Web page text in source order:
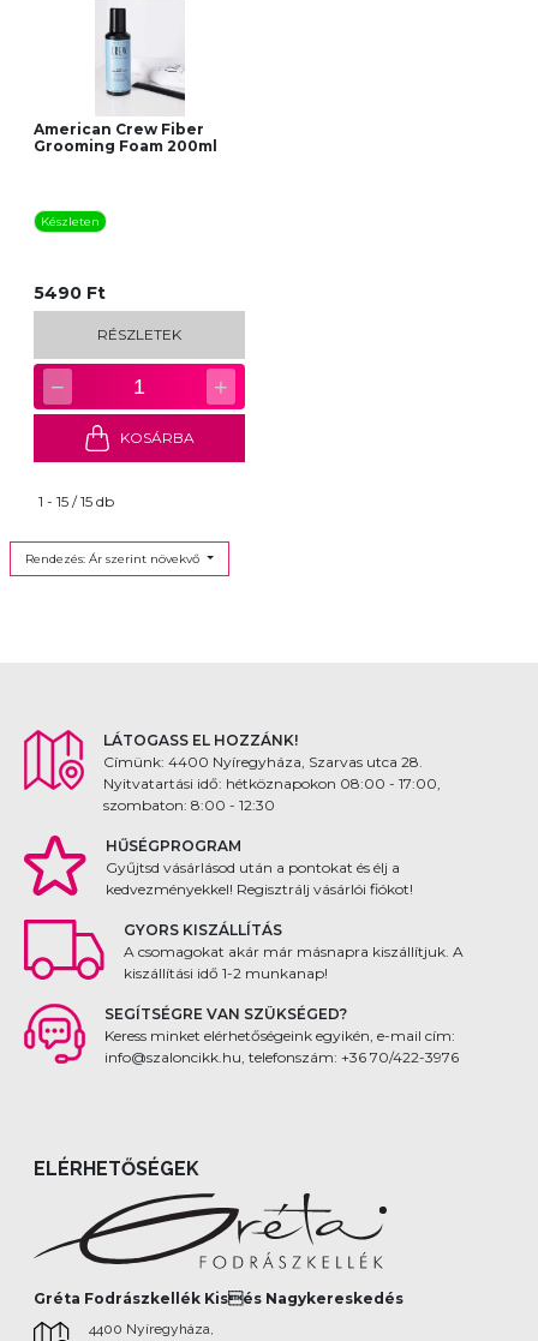
American Crew Fiber
Grooming Foam 200ml
Készleten
5490 Ft
RÉSZLETEK
− 1 +
KOSÁRBA
1 - 15 / 15 db
Rendezés: Ár szerint növekvő
LÁTOGASS EL HOZZÁNK!
Címünk: 4400 Nyíregyháza, Szarvas utca 28.
Nyitvatartási idő: hétköznapokon 08:00 - 17:00,
szombaton: 8:00 - 12:30
HŰSÉGPROGRAM
Gyűjtsd vásárlásod után a pontokat és élj a
kedvezményekkel! Regisztrálj vásárlói fiókot!
GYORS KISZÁLLÍTÁS
A csomagokat akár már másnapra kiszállítjuk. A
kiszállítási idő 1-2 munkanap!
SEGÍTSÉGRE VAN SZÜKSÉGED?
Keress minket elérhetőségeink egyikén, e-mail cím:
info@szaloncikk.hu, telefonszám: +36 70/422-3976
ELÉRHETŐSÉGEK
Gréta Fodrászkellék Kisés Nagykereskedés
4400 Nyíregyháza,